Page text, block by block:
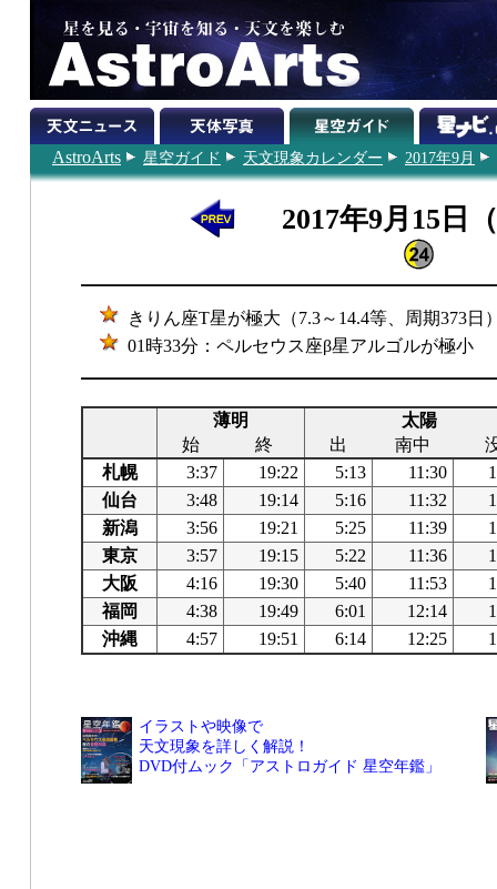
AstroArts 星空ガイド 天文現象カレンダー 2017年9月
2017年9月15日
きりん座T星が極大（7.3～14.4等、周期373日
01時33分：ペルセウス座β星アルゴルが極小
薄明
太陽
始
終 出 南中
札幌
3:37 19:22 5:13 11:30
仙台
3:48 19:14 5:16 11:32
新潟
3:56 19:21 5:25 11:39
東京
3:57 19:15 5:22 11:36
大阪
4:16 19:30 5:40 11:53
福岡
4:38 19:49 6:01 12:14
沖縄
4:57 19:51 6:14 12:25
イラストや映像で
天文現象を詳しく解説！
DVD付ムック「アストロガイド 星空年鑑」